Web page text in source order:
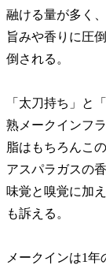
融ける量が多く
旨みや香りに圧
倒される。
太刀持ち と
熟メークインフラ
脂はもちろんこ
アスパラガスの
味覚と嗅覚に加
も訴える。
メークインは1年